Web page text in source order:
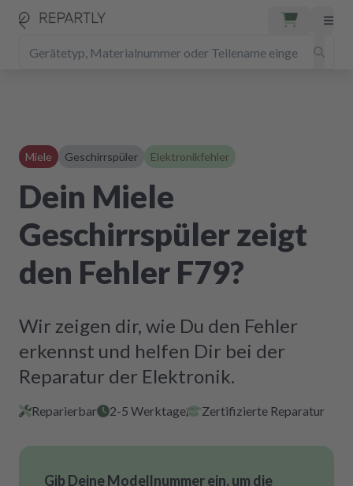
Miele Geschirrspüler Elektronikfehler
Dein Miele
Geschirrspüler zeigt
den Fehler F79?
Wir zeigen dir, wie Du den Fehler
erkennst und helfen Dir bei der
Reparatur der Elektronik.
Reparierbar 2-5 Werktage Zertifizierte Reparatur
Gib Deine Modellnummer ein, um die